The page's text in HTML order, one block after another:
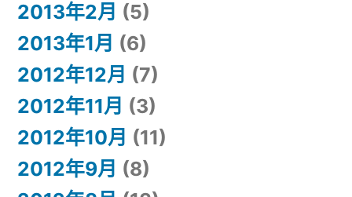
2013年2月 (5)
2013年1月 (6)
2012年12月 (7)
2012年11月 (3)
2012年10月 (11)
2012年9月 (8)